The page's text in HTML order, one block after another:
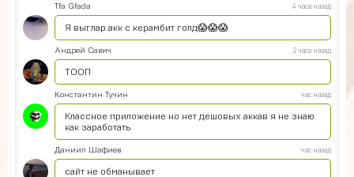
Tfa Gfada 4 часа назад
Я выглар акк с керамбит голд😱😱😱
Андрей Савич 2 часа назад
ТООП
Константин Тучин час назад
Классное приложение но нет дешовых аккав я не знаю
как заработать
Даниил Шафиев час назад
сайт не обманывает